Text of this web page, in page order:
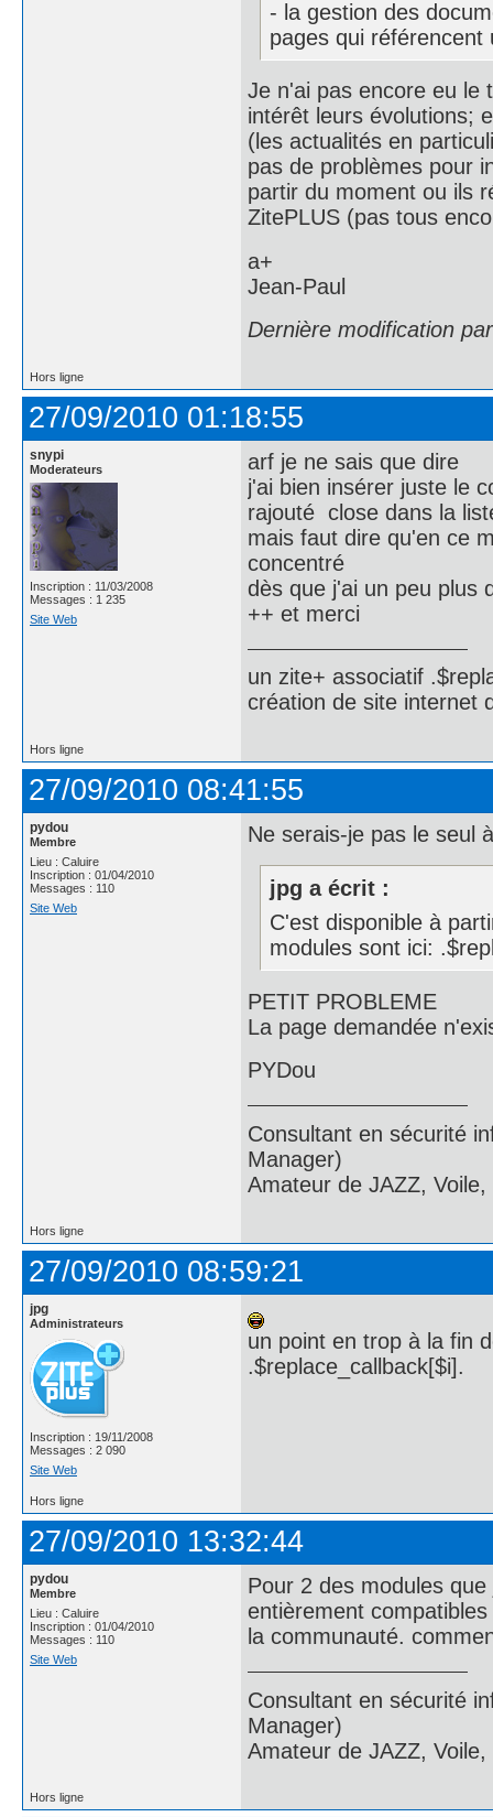
- la gestion des
pages qui référencent
Je n'ai pas encore eu le
intérêt leurs évolutions;
(les actualités en
pas de problèmes pour
partir du moment ou ils
ZitePLUS (pas tous
a+
Jean-Paul
Dernière modification
Hors ligne
27/09/2010 01:18:55
snypi
Moderateurs
Inscription : 11/03/2008
Messages : 1 235
Site Web
arf je ne sais que dire
j'ai bien insérer juste le
rajouté close dans la
mais faut dire qu'en ce
concentré
dès que j'ai un peu plus
++ et merci
un zite+ associatif
création de site internet
Hors ligne
27/09/2010 08:41:55
pydou
Membre
Lieu : Caluire
Inscription : 01/04/2010
Messages : 110
Site Web
Ne serais-je pas le seul
jpg a écrit :
C'est disponible à
modules sont ici:
PETIT PROBLEME
La page demandée
PYDou
Consultant en sécurité
Manager)
Amateur de JAZZ, Voile,
Hors ligne
27/09/2010 08:59:21
jpg
Administrateurs
Inscription : 19/11/2008
Messages : 2 090
Site Web
un point en trop à la fin
.$replace_callback[$i].
Hors ligne
27/09/2010 13:32:44
pydou
Membre
Lieu : Caluire
Inscription : 01/04/2010
Messages : 110
Site Web
Pour 2 des modules
entièrement
la communauté.
Consultant en sécurité
Manager)
Amateur de JAZZ, Voile,
Hors ligne